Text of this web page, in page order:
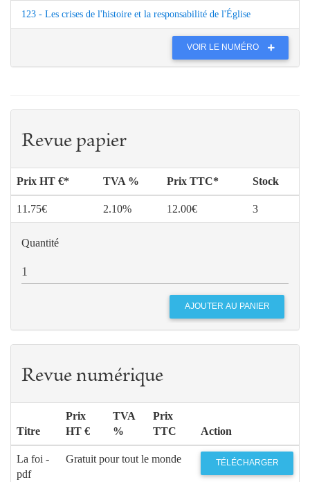
123 - Les crises de l'histoire et la responsabilité de l'Église
VOIR LE NUMÉRO
Revue papier
Prix HT €* TVA % Prix TTC* Stock
11.75€ 2.10% 12.00€ 3
Quantité
Revue numérique
Titre
Prix
HT €
TVA
%
Prix
TTC
Action
La foi -
pdf
Gratuit pour tout le monde TÉLÉCHARGER